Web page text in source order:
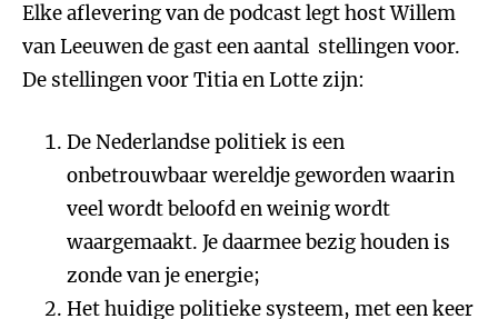
Elke aflevering van de podcast legt host Willem
van Leeuwen de gast een aantal stellingen voor.
De stellingen voor Titia en Lotte zijn:
De Nederlandse politiek is een
onbetrouwbaar wereldje geworden waarin
veel wordt beloofd en weinig wordt
waargemaakt. Je daarmee bezig houden is
zonde van je energie;
Het huidige politieke systeem, met een keer